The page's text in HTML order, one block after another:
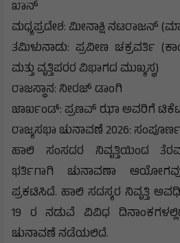
ಖಾನ್
ಮಧ್ಯಪ್ರದೇಶ: ಮೀನಾಕ್ಷಿ ನಟರಾಜನ್
ತಮಿಳುನಾಡು: ಪ್ರವೀಣ ಚಕ್ರವರ್ತಿ
ಮತ್ತು ವೃತ್ತಿಪರರ ವಿಭಾಗದ ಮುಖ್ಯಸ್ಥ)
ರಾಜಸ್ಥಾನ: ನೀರಜ್ ಡಾಂಗಿ
ಜಾರ್ಖಂಡ್: ಪ್ರಣವ್ ಝಾ ಅವರಿಗೆ
ರಾಜ್ಯಸಭಾ ಚುನಾವಣೆ 2026:
ಹಾಲಿ ಸಂಸದರ ನಿವೃತ್ತಿಯಿಂದ
ಭರ್ತಿಗಾಗಿ ಚುನಾವಣಾ
ಪ್ರಕಟಿಸಿದೆ. ಹಾಲಿ ಸದಸ್ಯರ ನಿವೃತ್ತಿ
19 ರ ನಡುವೆ ವಿವಿಧ
ಚುನಾವಣೆ ನಡೆಯಲಿದೆ.